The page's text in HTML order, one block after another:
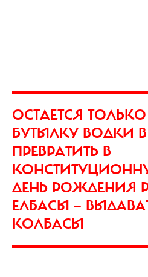
ОСТАЕТСЯ
БУТЫЛКУ ВОДКИ
ПРЕВРАТИТЬ В
ДЕНЬ РОЖДЕНИЯ
ЕЛБАСЫ —
КОЛБАСЫ